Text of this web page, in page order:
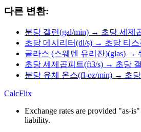
다른 변환:
분당 갤런(gal/min) → 초당 세제
초당 데시리터(dl/s) → 초당 티스
글라스 (스웨덴 유리잔)(glas) →
초당 세제곱피트(ft3/s) → 초당
분당 유체 온스(fl-oz/min) → 초
CalcFlix
Exchange rates are provided "as-
liability.